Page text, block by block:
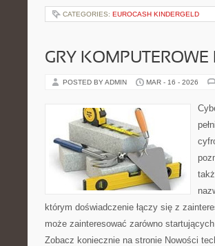
CATEGORIES: EUROCASH KINDERGELD
GRY KOMPUTEROWE
POSTED BY ADMIN MAR - 16 - 2026
którym doświadczenie łączy się z
może zainteresować zarówno
Zobacz koniecznie na stronie Nowości